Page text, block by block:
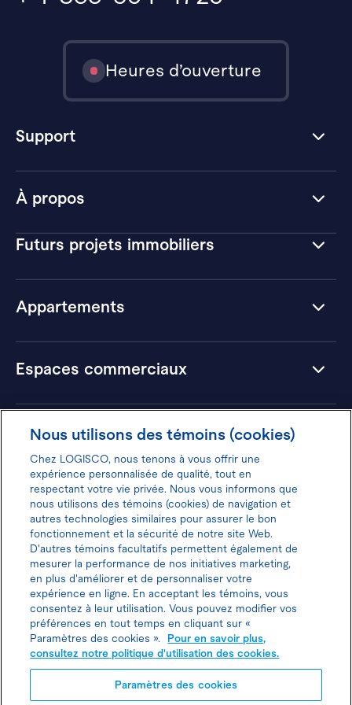
Planifier une visite
À propos
Futurs projets immobiliers
Appartements
Espaces commerciaux
Hôtels
Heures d’ouverture
Support
Donnez votre avis pour gagner 100$
Politique d'utilisation des cookies
Politique de protection des
renseignements personnels
Nous utilisons des témoins (cookies)
Chez LOGISCO, nous tenons à vous offrir une
expérience personnalisée de qualité, tout en
respectant votre vie privée. Nous vous informons que
nous utilisons des témoins (cookies) de navigation et
autres technologies similaires pour assurer le bon
fonctionnement et la sécurité de notre site Web.
D'autres témoins facultatifs permettent également de
mesurer la performance de nos initiatives marketing,
en plus d'améliorer et de personnaliser votre
expérience en ligne. En acceptant les témoins, vous
consentez à leur utilisation. Vous pouvez modifier vos
préférences en tout temps en cliquant sur «
Paramètres des cookies ».
Pour en savoir plus,
consultez notre politique d'utilisation des cookies.
Paramètres des cookies